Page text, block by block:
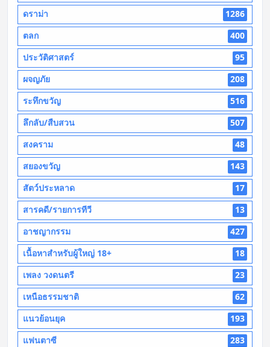
ดราม่า
1286
ตลก
400
ประวัติศาสตร์
95
ผจญภัย
208
ระทึกขวัญ
516
ลึกลับ/สืบสวน
507
สงคราม
48
สยองขวัญ
143
สัตว์ประหลาด
17
สารคดี/รายการทีวี
13
อาชญากรรม
427
เนื้อหาสำหรับผู้ใหญ่ 18+
18
เพลง วงดนตรี
23
เหนือธรรมชาติ
62
แนวย้อนยุค
193
แฟนตาซี
283